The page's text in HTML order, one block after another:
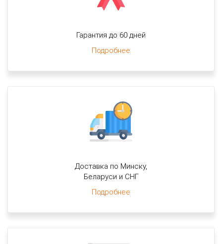
Гарантия до 60 дней
Подробнее
Доставка по Минску,
Беларуси и СНГ
Подробнее